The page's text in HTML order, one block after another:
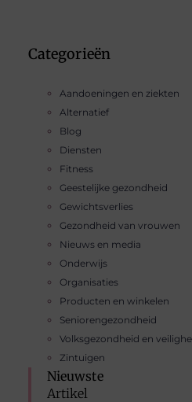
Categorieën
Aandoeningen en ziekten
Alternatief
Blog
Diensten
Fitness
Geestelijke gezondheid
Gewichtsverlies
Gezondheid van vrouwen
Nieuws en media
Onderwijs
Organisaties
Producten en winkelen
Seniorengezondheid
Volksgezondheid en
Zintuigen
Nieuwste
Artikel